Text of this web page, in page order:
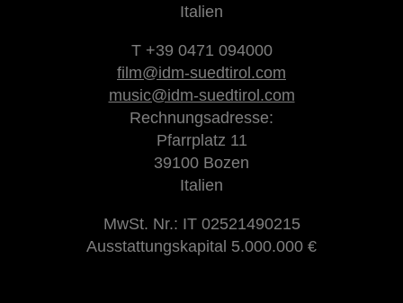
Italien
T +39 0471 094000
film@idm-suedtirol.com
music@idm-suedtirol.com
Rechnungsadresse:
Pfarrplatz 11
39100 Bozen
Italien
MwSt. Nr.: IT 02521490215
Ausstattungskapital 5.000.000 €